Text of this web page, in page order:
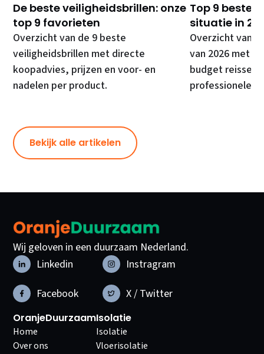
De beste veiligheidsbrillen: onze
top 9 favorieten
Overzicht van de 9 beste
veiligheidsbrillen met directe
koopadvies, prijzen en voor- en
nadelen per product.
Top 9 beste
situatie in
Overzicht van
van 2026 met
budget
professionele
Bekijk alle artikelen
Wij geloven in een duurzaam Nederland.
Linkedin
Instragram
Facebook
X / Twitter
OranjeDuurzaam
Home
Over ons
Isolatie
Isolatie
Vloerisolatie